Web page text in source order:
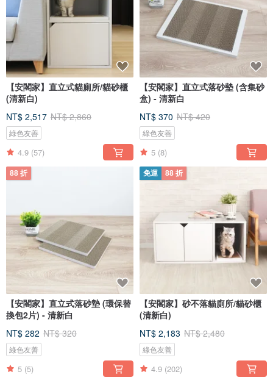
【安閣家】直立式貓廁所/貓砂櫃
(清新白)
NT$ 2,517 NT$ 2,860
綠色友善
4.9 (57)
【安閣家】直立式落砂墊 (含集砂
盒) - 清新白
NT$ 370 NT$ 420
綠色友善
5 (8)
88 折
【安閣家】直立式落砂墊 (環保替
換包2片) - 清新白
NT$ 282 NT$ 320
綠色友善
5 (5)
免運 88 折
【安閣家】砂不落貓廁所/貓砂櫃
(清新白)
NT$ 2,183 NT$ 2,480
綠色友善
4.9 (202)